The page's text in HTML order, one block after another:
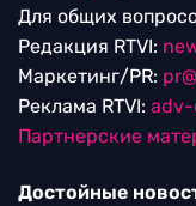
Для общих
Редакция RTVI:
Маркетинг/PR:
Реклама RTVI: adv-
Партнерские
Достойные